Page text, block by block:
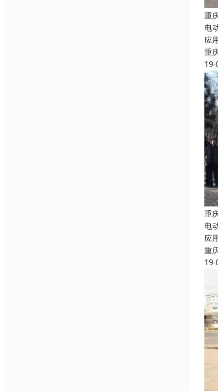
重
电
应
重
19-
重
电
应
重
19-